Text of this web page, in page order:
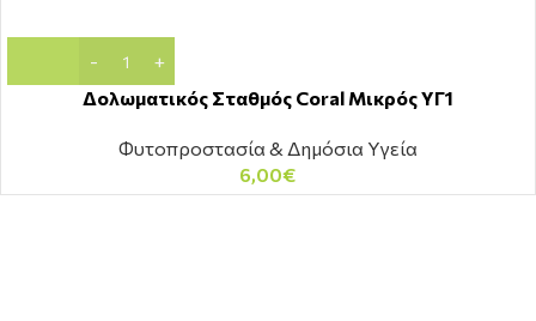
Δολωματικός Σταθμός Coral Μικρός ΥΓ1
Φυτοπροστασία & Δημόσια Υγεία
6,00€